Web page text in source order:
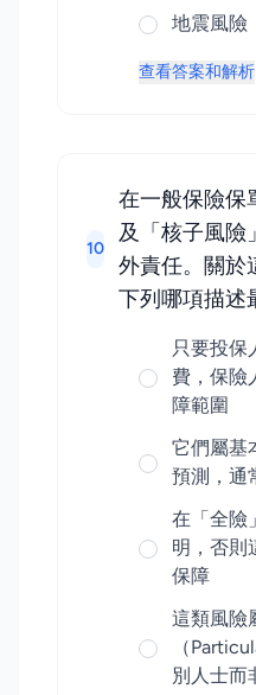
地震風險
查看答案和解析
10
在一般保險保
及「核子風險
外責任。關於
下列哪項描述
只要投保
費，保險
障範圍
它們屬基
預測，通
在「全險
明，否則
保障
這類風險
（
別人士而